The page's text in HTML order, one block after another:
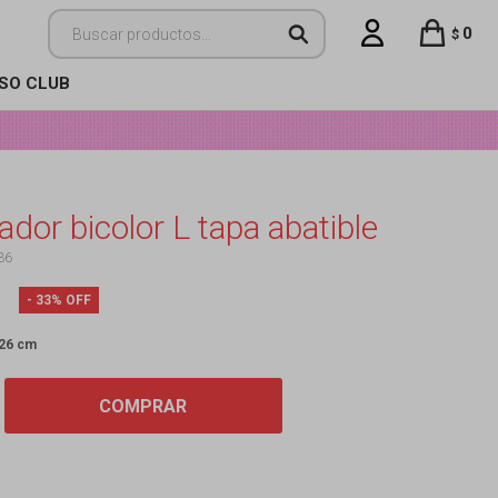
CLUB
$ 0
bicolor L tapa abatible
33
cm
COMPRAR